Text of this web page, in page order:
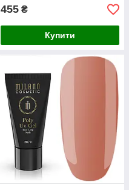
455 ₴
Купити